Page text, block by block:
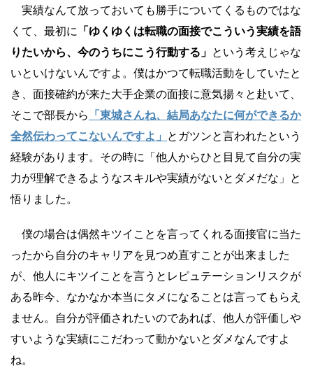
実績なんて放っておいても勝手についてくるものではな
くて、最初に 「ゆくゆくは転職の面接でこういう実績を語
りたいから、今のうちにこう行動する」 という考えじゃな
いといけないんですよ。僕はかつて転職活動をしていたと
き、面接確約が来た大手企業の面接に意気揚々と赴いて、
そこで部長から 「東城さんね、結局あなたに何ができるか
全然伝わってこないんですよ」 とガツンと言われたという
経験があります。その時に「他人からひと目見て自分の実
力が理解できるようなスキルや実績がないとダメだな」と
悟りました。
僕の場合は偶然キツイことを言ってくれる面接官に当た
ったから自分のキャリアを見つめ直すことが出来ました
が、他人にキツイことを言うとレピュテーションリスクが
ある昨今、なかなか本当にタメになることは言ってもらえ
ません。自分が評価されたいのであれば、他人が評価しや
すいような実績にこだわって動かないとダメなんですよ
ね。